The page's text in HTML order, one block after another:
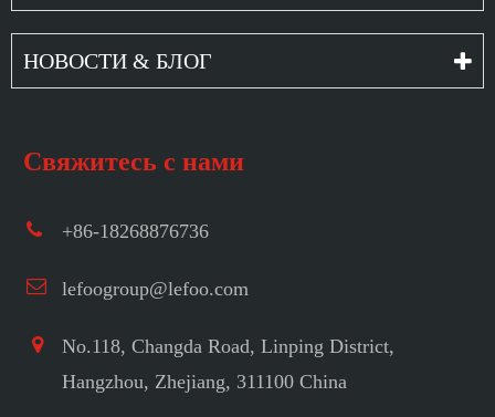
НОВОСТИ & БЛОГ
Свяжитесь с нами
+86-18268876736
lefoogroup@lefoo.com
No.118, Changda Road, Linping District,
Hangzhou, Zhejiang, 311100 China